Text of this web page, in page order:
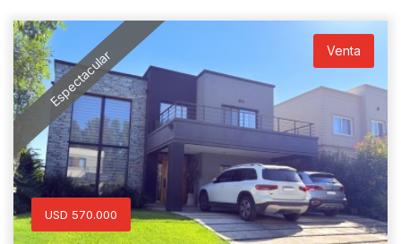
Espectacular Venta
USD 570.000